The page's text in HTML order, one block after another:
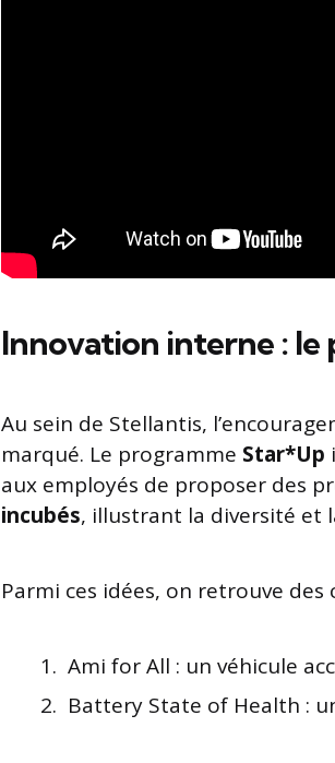
Innovation interne :
Au sein de Stellantis,
marqué. Le programme Star*Up
aux employés de proposer des
incubés, illustrant la diversité et
Parmi ces idées, on retrouve des
Ami for All : un véhicule
Battery State of Health :